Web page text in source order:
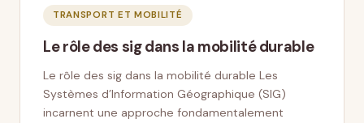
TRANSPORT ET MOBILITÉ
Le rôle des sig dans la mobilité durable
Le rôle des sig dans la mobilité durable Les
Systèmes d’Information Géographique (SIG)
incarnent une approche fondamentalement